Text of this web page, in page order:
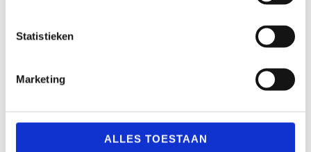
Statistieken
Marketing
ALLES TOESTAAN